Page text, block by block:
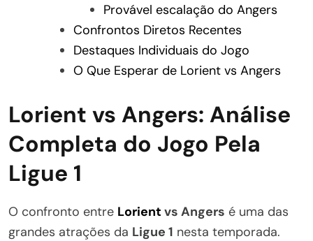
Provável escalação do Angers
Confrontos Diretos Recentes
Destaques Individuais do Jogo
O Que Esperar de Lorient vs Angers
Lorient vs Angers: Análise
Completa do Jogo Pela
Ligue 1
O confronto entre Lorient vs Angers é uma das
grandes atrações da Ligue 1 nesta temporada.